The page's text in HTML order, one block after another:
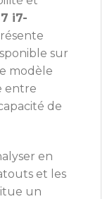
i7-
sur
modèle
entre
de
en
et les
un